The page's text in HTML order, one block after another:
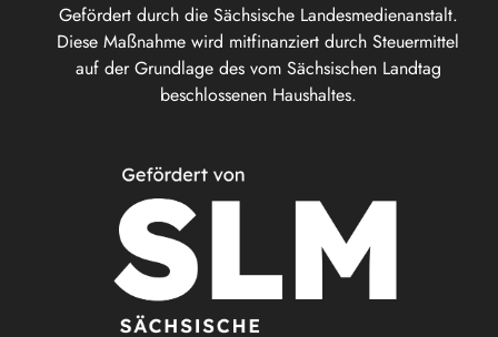
Gefördert durch die Sächsische Landesmedienanstalt.
Diese Maßnahme wird mitfinanziert durch Steuermittel
auf der Grundlage des vom Sächsischen Landtag
beschlossenen Haushaltes.